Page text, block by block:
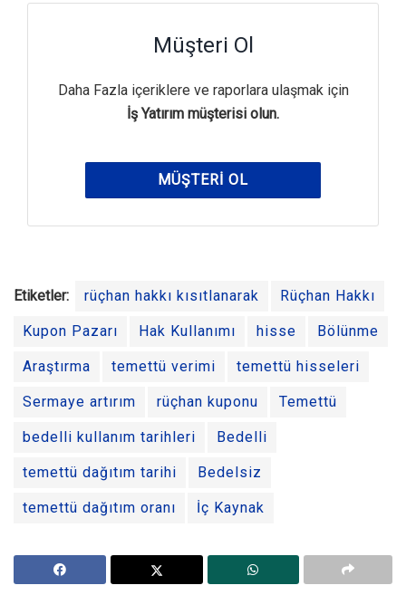
Müşteri Ol
Daha Fazla içeriklere ve raporlara ulaşmak için
İş Yatırım müşterisi olun.
MÜŞTERI OL
Etiketler: rüçhan hakkı kısıtlanarak Rüçhan Hakkı
Kupon Pazarı Hak Kullanımı hisse Bölünme
Araştırma temettü verimi temettü hisseleri
Sermaye artırım rüçhan kuponu Temettü
bedelli kullanım tarihleri Bedelli
temettü dağıtım tarihi Bedelsiz
temettü dağıtım oranı İç Kaynak